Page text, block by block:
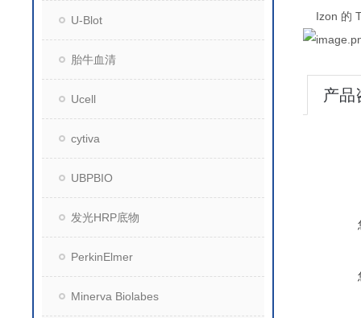
U-Blot
胎牛血清
Ucell
cytiva
UBPBIO
发光HRP底物
PerkinElmer
Minerva Biolabes
Izon 的
产品